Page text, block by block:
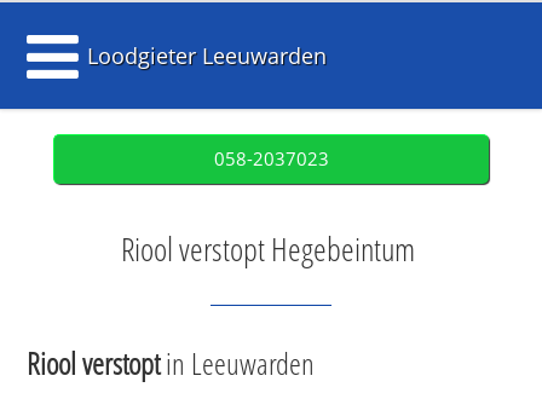
Loodgieter Leeuwarden
058-2037023
Riool verstopt Hegebeintum
Riool verstoptin Leeuwarden